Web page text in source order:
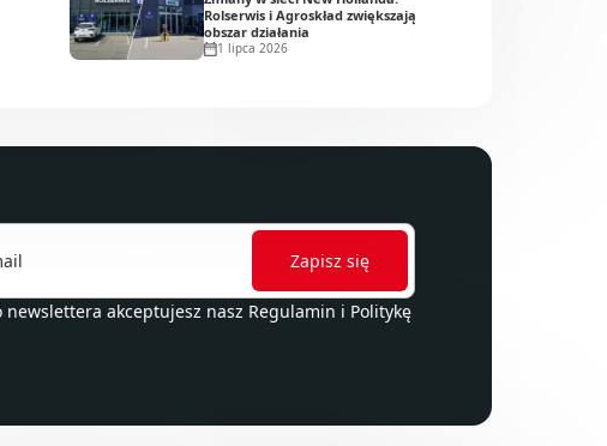
Rolserwis i Agroskład zwiększają
obszar działania
1 lipca 2026
akceptujesz nasz Regulamin i Politykę